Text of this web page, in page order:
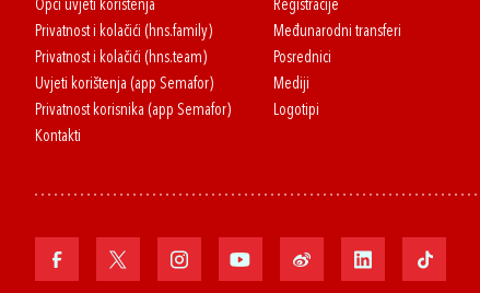
Opći uvjeti korištenja
Privatnost i kolačići (hns.family)
Privatnost i kolačići (hns.team)
Uvjeti korištenja (app Semafor)
Privatnost korisnika (app Semafor)
Kontakti
Registracije
Međunarodni transferi
Posrednici
Mediji
Logotipi